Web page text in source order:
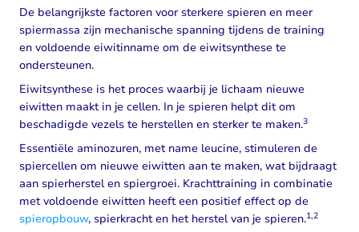
De belangrijkste factoren voor sterkere spieren en meer
spiermassa zijn mechanische spanning tijdens de training
en voldoende eiwitinname om de eiwitsynthese te
ondersteunen.
Eiwitsynthese is het proces waarbij je lichaam nieuwe
eiwitten maakt in je cellen. In je spieren helpt dit om
beschadigde vezels te herstellen en sterker te maken.3
Essentiële aminozuren, met name leucine, stimuleren de
spiercellen om nieuwe eiwitten aan te maken, wat bijdraagt
aan spierherstel en spiergroei. Krachttraining in combinatie
met voldoende eiwitten heeft een positief effect op de
spieropbouw, spierkracht en het herstel van je spieren.1,2